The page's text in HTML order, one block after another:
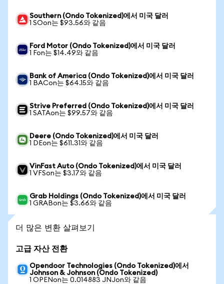
Southern (Ondo Tokenized)에서 미국 달러
1 SOon는 $93.56와 같음
Ford Motor (Ondo Tokenized)에서 미국 달러
1 Fon는 $14.49와 같음
Bank of America (Ondo Tokenized)에서 미국 달러
1 BACon는 $64.15와 같음
Strive Preferred (Ondo Tokenized)에서 미국 달러
1 SATAon는 $99.57와 같음
Deere (Ondo Tokenized)에서 미국 달러
1 DEon는 $611.31와 같음
VinFast Auto (Ondo Tokenized)에서 미국 달러
1 VFSon는 $3.17와 같음
Grab Holdings (Ondo Tokenized)에서 미국 달러
1 GRABon는 $3.66와 같음
더 많은 변환 살펴보기
고급 자산 전환
Opendoor Technologies (Ondo Tokenized)에서
Johnson & Johnson (Ondo Tokenized)
1 OPENon는 0.014883 JNJon와 같음